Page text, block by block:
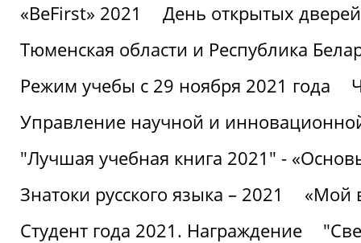
«BeFirst» 2021
День открытых
Тюменская области и Республика
Режим учебы с 29 ноября 2021 года
Управление научной и
"Лучшая учебная книга 2021" -
Знатоки русского языка – 2021
«Мой
Студент года 2021. Награждение